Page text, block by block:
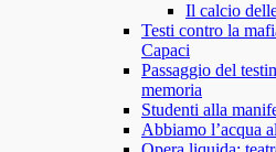
Il calcio
Testi contro la
Capaci
Passaggio del
memoria
Studenti alla
Abbiamo l’acqua